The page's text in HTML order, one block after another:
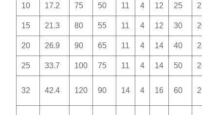
10 17.2 75 50 11 4 12 25 2
15 21.3 80 55 11 4 12 30 20
20 26.9 90 65 11 4 14 40 24
25 33.7 100 75 11 4 14 50 24
32 42.4 120 90 14 4 16 60 26